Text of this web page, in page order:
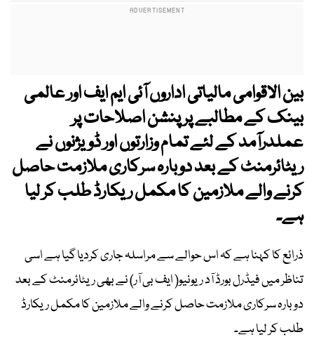
بین الاقوامی مالیاتی اداروں آئی ایم ایف اور عالمی
بینک کے مطالبے پر پنشن اصلاحات پر
عملدرآمد کے لئے تمام وزارتوں اور ڈویژنوں نے
ریٹائرمنٹ کے بعد دوبارہ سرکاری ملازمت حاصل
کرنے والے ملازمین کا مکمل ریکارڈ طلب کر لیا
ہے۔
ذرائع کا کہنا ہے کہ اس حوالے سے مراسلہ جاری کردیا گیا ہے اسی
تناظر میں فیڈرل بورڈ آد ریونیو( ایف بی آر) نے بھی ریٹائرمنٹ کے بعد
دوبارہ سرکاری ملازمت حاصل کرنے والے ملازمین کا مکمل ریکارڈ
طلب کر لیا ہے۔